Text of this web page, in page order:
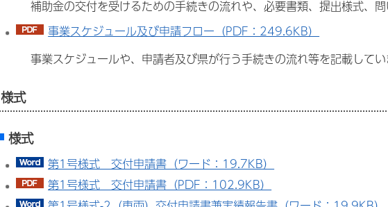
補助金の交付を受けるための手続きの流れや、必要書類、提出様式、
事業スケジュール及び申請フロー（PDF：249.6KB）
事業スケジュールや、申請者及び県が行う手続きの流れ等を記載してい
様式
様式
第1号様式 交付申請書（ワード：19.7KB）
第1号様式 交付申請書（PDF：102.9KB）